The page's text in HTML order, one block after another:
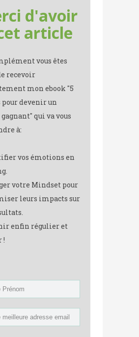
d'avoir
article
vous êtes
recevoir
mon ebook "5
pour devenir un
qui va vous
à:
vos émotions en
votre Mindset pour
leurs impacts sur
enfin régulier et
!